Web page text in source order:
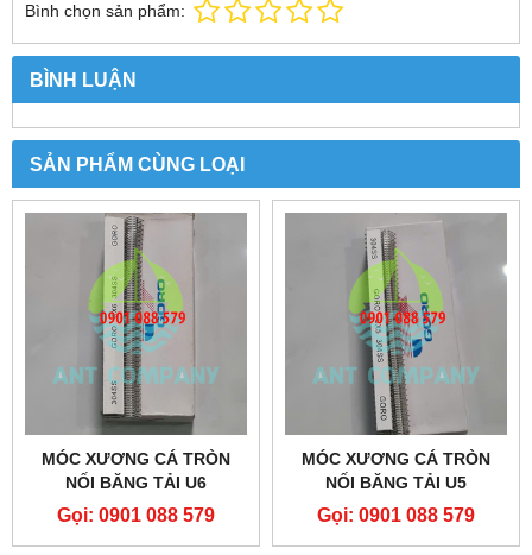
Bình chọn sản phẩm:
BÌNH LUẬN
SẢN PHẨM CÙNG LOẠI
MÓC XƯƠNG CÁ TRÒN
NỐI BĂNG TẢI U6
Gọi: 0901 088 579
MÓC XƯƠNG CÁ TRÒN
NỐI BĂNG TẢI U5
Gọi: 0901 088 579